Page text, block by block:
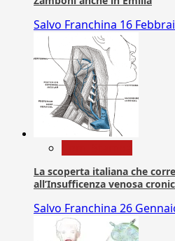
Salvo Franchina 16
La scoperta italiana che
all’Insufficenza venosa
Salvo Franchina 26